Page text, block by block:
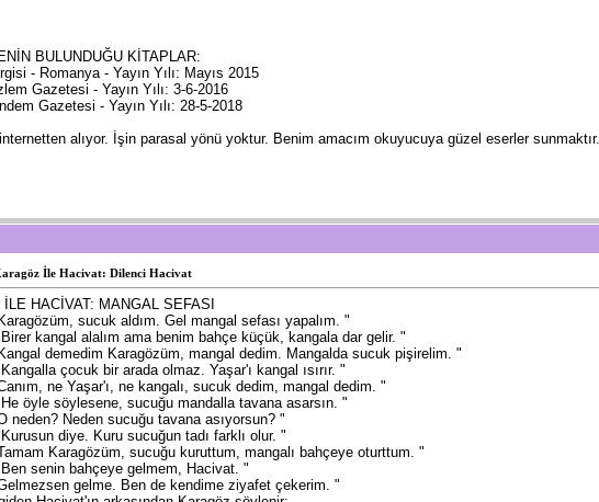
BULUNDUĞU KİTAPLAR:
- Romanya - Yayın Yılı: Mayıs 2015
Gazetesi - Yayın Yılı: 3-6-2016
Gazetesi - Yayın Yılı: 28-5-2018
alıyor. İşin parasal yönü yoktur. Benim amacım okuyucuya güzel eserler sunmaktır.
İle Hacivat: Dilenci Hacivat
İLE HACİVAT: MANGAL SEFASI
sucuk aldım. Gel mangal sefası yapalım. "
kangal alalım ama benim bahçe küçük, kangala dar gelir. "
demedim Karagözüm, mangal dedim. Mangalda sucuk pişirelim. "
çocuk bir arada olmaz. Yaşar'ı kangal ısırır. "
ne Yaşar'ı, ne kangalı, sucuk dedim, mangal dedim. "
öyle söylesene, sucuğu mandalla tavana asarsın. "
neden? Neden sucuğu tavana asıyorsun? "
diye. Kuru sucuğun tadı farklı olur. "
Karagözüm, sucuğu kuruttum, mangalı bahçeye oturttum. "
senin bahçeye gelmem, Hacivat. "
gelme. Ben de kendime ziyafet çekerim. "